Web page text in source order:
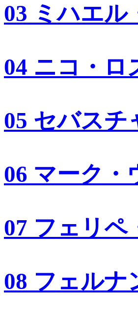
03 ミハエル
04 ニコ・ロ
05 セバスチ
06 マーク・
07 フェリペ
08 フェルナ